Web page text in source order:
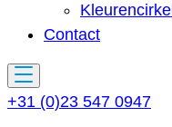
Kleurencirkel
Contact
+31 (0)23 547 0947